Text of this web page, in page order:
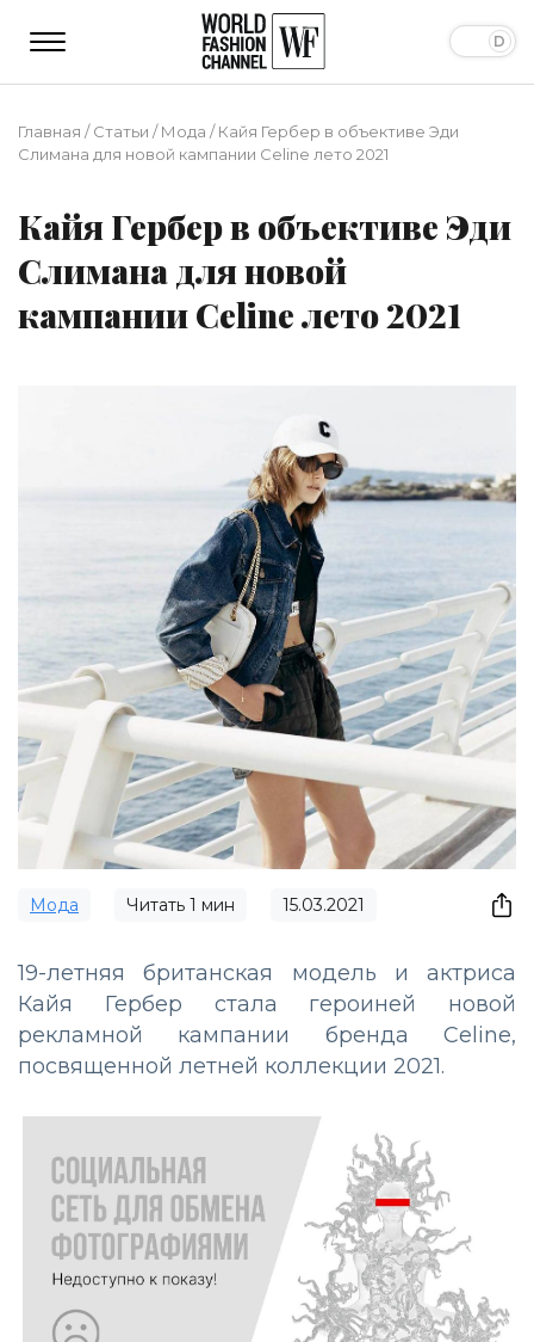
Главная /Статьи /Мода /Кайя Гербер в объективе Эди
Слимана для новой кампании Celine лето 2021
Кайя Гербер в объективе Эди
Слимана для новой
кампании Celine лето 2021
Мода Читать 1 мин 15.03.2021
19-летняя британская модель и актриса
Кайя Гербер стала героиней новой
рекламной кампании бренда Celine,
посвященной летней коллекции 2021.